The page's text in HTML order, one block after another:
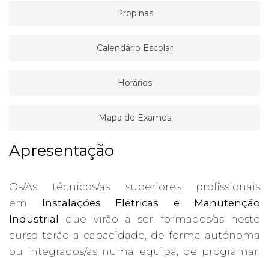
Propinas
Calendário Escolar
Horários
Mapa de Exames
Apresentação
Os/As técnicos/as superiores profissionais
em Instalações Elétricas e Manutenção
Industrial
que virão a ser formados/as neste
curso terão a capacidade, de forma autónoma
ou integrados/as numa equipa, de programar,